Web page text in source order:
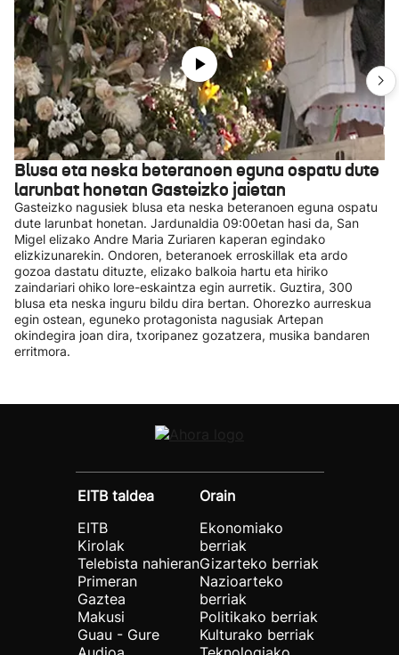
Blusa eta neska beteranoen eguna ospatu dute
larunbat honetan Gasteizko jaietan
Gasteizko nagusiek blusa eta neska beteranoen eguna ospatu
dute larunbat honetan. Jardunaldia 09:00etan hasi da, San
Migel elizako Andre Maria Zuriaren kaperan egindako
elizkizunarekin. Ondoren, beteranoek erroskillak eta ardo
gozoa dastatu dituzte, elizako balkoia hartu eta hiriko
zaindariari ohiko lore-eskaintza egin aurretik. Guztira, 300
blusa eta neska inguru bildu dira bertan. Ohorezko aurreskua
egin ostean, eguneko protagonista nagusiak Artepan
okindegira joan dira, txoripanez gozatzera, musika bandaren
erritmora.
EITB taldea
EITB
Kirolak
Telebista nahieran
Primeran
Gaztea
Makusi
Guau - Gure
Orain
Ekonomiako
berriak
Gizarteko berriak
Nazioarteko
berriak
Politikako berriak
Kulturako berriak